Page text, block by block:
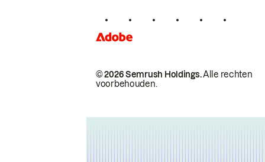
© 2026 Semrush Holdings.Alle rechten
voorbehouden.